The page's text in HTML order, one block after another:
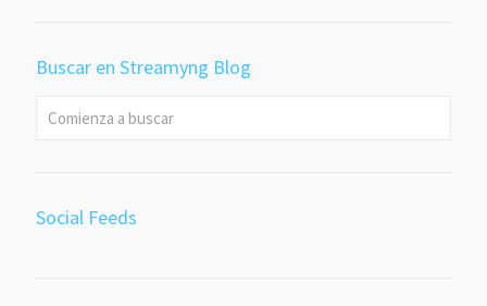
Buscar en Streamyng Blog
Social Feeds